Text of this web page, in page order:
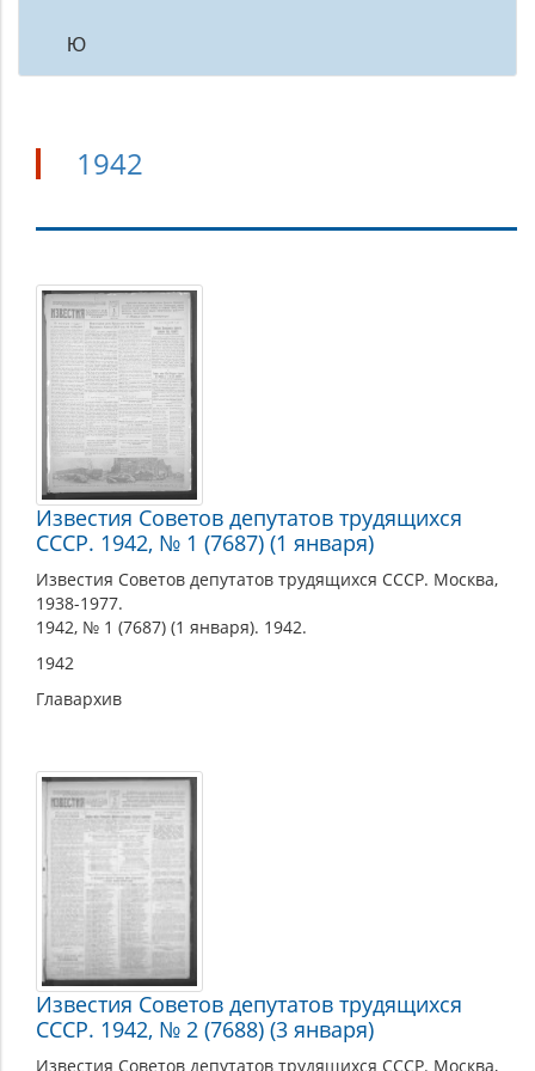
Ю
1942
1942
Известия Советов депутатов трудящихся
СССР. 1942, № 1 (7687) (1 января)
Известия Советов депутатов трудящихся СССР. Москва,
1938-1977.
1942, № 1 (7687) (1 января). 1942.
1942
Главархив
Известия Советов депутатов трудящихся
СССР. 1942, № 2 (7688) (3 января)
Известия Советов депутатов трудящихся СССР. Москва,